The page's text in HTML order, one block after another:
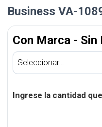
Business VA-
Con Marca - Sin
Ingrese la cantidad